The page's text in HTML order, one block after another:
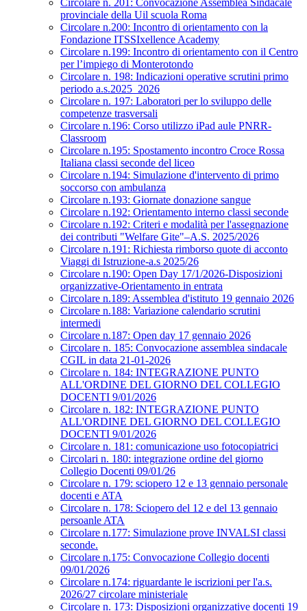
Circolare n. 201: Convocazione Assemblea Sindacale
provinciale della Uil scuola Roma
Circolare n.200: Incontro di orientamento con la
Fondazione ITSSIxellence Academy
Circolare n.199: Incontro di orientamento con il Centro
per l’impiego di Monterotondo
Circolare n. 198: Indicazioni operative scrutini primo
periodo a.s.2025_2026
Circolare n. 197: Laboratori per lo sviluppo delle
competenze trasversali
Circolare n.196: Corso utilizzo iPad aule PNRR-
Classroom
Circolare n.195: Spostamento incontro Croce Rossa
Italiana classi seconde del liceo
Circolare n.194: Simulazione d'intervento di primo
soccorso con ambulanza
Circolare n.193: Giornate donazione sangue
Circolare n.192: Orientamento interno classi seconde
Circolare n.192: Criteri e modalità per l'assegnazione
dei contributi "Welfare Gite"–A.S. 2025/2026
Circolare n.191: Richiesta rimborso quote di acconto
Viaggi di Istruzione-a.s 2025/26
Circolare n.190: Open Day 17/1/2026-Disposizioni
organizzative-Orientamento in entrata
Circolare n.189: Assemblea d'istituto 19 gennaio 2026
Circolare n.188: Variazione calendario scrutini
intermedi
Circolare n.187: Open day 17 gennaio 2026
Circolare n. 185: Convocazione assemblea sindacale
CGIL in data 21-01-2026
Circolare n. 184: INTEGRAZIONE PUNTO
ALL'ORDINE DEL GIORNO DEL COLLEGIO
DOCENTI 9/01/2026
Circolare n. 182: INTEGRAZIONE PUNTO
ALL'ORDINE DEL GIORNO DEL COLLEGIO
DOCENTI 9/01/2026
Circolare n. 181: comunicazione uso fotocopiatrici
Circolari n. 180: integrazione ordine del giorno
Collegio Docenti 09/01/26
Circolare n. 179: sciopero 12 e 13 gennaio personale
docenti e ATA
Circolare n. 178: Sciopero del 12 e del 13 gennaio
persoanle ATA
Circolare n.177: Simulazione prove INVALSI classi
seconde.
Circolare n.175: Convocazione Collegio docenti
09/01/2026
Circolare n.174: riguardante le iscrizioni per l'a.s.
2026/27 circolare ministeriale
Circolare n. 173: Disposizioni organizzative docenti 19